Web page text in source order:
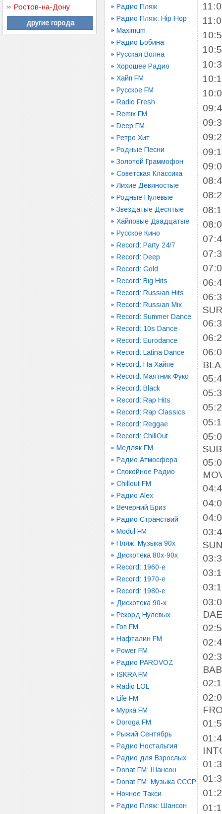
Ростов-на-Дону
другие города
Радио Пляж
Радио Пляж: Hip-Hop
Maximum
Радио Бобина
Русская Волна
Хорошее Радио
Хайп FM
Русское FM
Radio Fresh
Remix FM
Deep FM
Ретро Хит
Родные Песни
Золотой Граммофон
Советская Классика
Лихие Девяностые
Родные Нулевые
Звездатые Десятые
Хайповые Двадцатые
Русское Кино
Record: Party 24/7
Record: Deep
Record: Gold
Record: Big Hits
Record: Russian Hits
Record: Russian Mix
Record: Summer Dance
Record: 10s Dance
Record: Eurodance
Record: Latina Dance
Record: На Хайпе
Record: Маятник Фуко
Record: Black
Record: Rap Hits
Record: Rap Classics
Record: Reggae
Record: ChillOut
Медляк FM
Радио Атмосфера
Спокойное Радио
Chillout FM
Радио Alex
Вечерний Бриз
Радио Странствий
Modul FM
Пляж: Музыка 90х
Дискотека 80х-90х
Record: 1960-e
Record: 1970-e
Record: 1980-e
Дискотека 90-х
Рекорд Нулевых
Гоп FM
Нафталин FM
Power FM
Радио PAROVOZ
ISKRA FM
Radio LOL
Life FM
Мурка FM
Doroga FM
Рыжий Сентябрь
Радио Ностальгия
Радио для Взрослых
Donat FM: Шансон
Donat FM: Музыка СССР
Ночное Такси
Радио Пляж: Шансон
SUN